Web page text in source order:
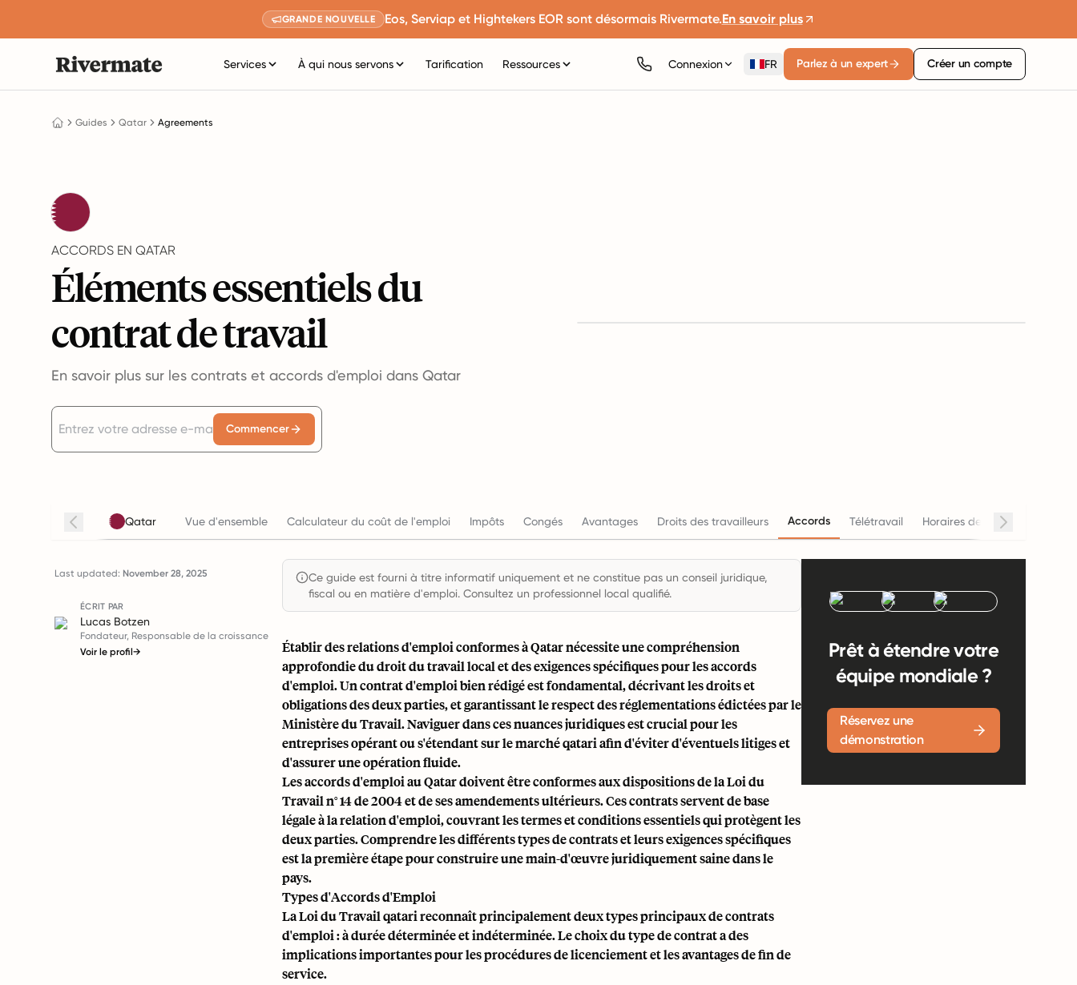
GRANDE NOUVELLE Eos, Serviap et Hightekers EOR sont désormais Rivermate.En savoir plus
Services À qui nous servons Tarification Ressources Connexion FR Parlez à un expert Créer un compte
Guides Qatar Agreements
ACCORDS EN QATAR
Éléments essentiels du
contrat de travail
En savoir plus sur les contrats et accords d'emploi dans Qatar
Commencer
Qatar Vue d'ensemble Calculateur du coût de l'emploi Impôts Congés Avantages Droits des travailleurs Accords Télétravail Horaires de travail
Last updated: November 28, 2025
ÉCRIT PAR
Lucas Botzen
Fondateur, Responsable de la croissance
Voir le profil→
Ce guide est fourni à titre informatif uniquement et ne constitue pas un conseil juridique,
fiscal ou en matière d'emploi. Consultez un professionnel local qualifié.
Établir des relations d'emploi conformes à Qatar nécessite une compréhension
approfondie du droit du travail local et des exigences spécifiques pour les accords
d'emploi. Un contrat d'emploi bien rédigé est fondamental, décrivant les droits et
obligations des deux parties, et garantissant le respect des réglementations édictées par le
Ministère du Travail. Naviguer dans ces nuances juridiques est crucial pour les
entreprises opérant ou s'étendant sur le marché qatari afin d'éviter d'éventuels litiges et
d'assurer une opération fluide.
Les accords d'emploi au Qatar doivent être conformes aux dispositions de la Loi du
Travail n° 14 de 2004 et de ses amendements ultérieurs. Ces contrats servent de base
légale à la relation d'emploi, couvrant les termes et conditions essentiels qui protègent les
deux parties. Comprendre les différents types de contrats et leurs exigences spécifiques
est la première étape pour construire une main-d'œuvre juridiquement saine dans le
pays.
Types d'Accords d'Emploi
La Loi du Travail qatari reconnaît principalement deux types principaux de contrats
d'emploi : à durée déterminée et indéterminée. Le choix du type de contrat a des
implications importantes pour les procédures de licenciement et les avantages de fin de
service.
Prêt à étendre votre
équipe mondiale ?
Réservez une
démonstration